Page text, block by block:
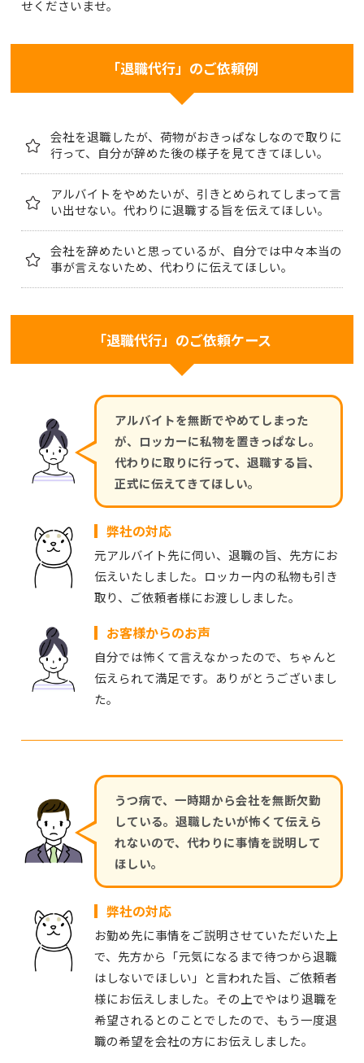
せくださいませ。
「退職代行」のご依頼例
会社を退職したが、荷物がおきっぱなしなので取りに
行って、自分が辞めた後の様子を見てきてほしい。
アルバイトをやめたいが、引きとめられてしまって言
い出せない。代わりに退職する旨を伝えてほしい。
会社を辞めたいと思っているが、自分では中々本当の
事が言えないため、代わりに伝えてほしい。
「退職代行」のご依頼ケース
アルバイトを無断でやめてしまった
が、ロッカーに私物を置きっぱなし。
代わりに取りに行って、退職する旨、
正式に伝えてきてほしい。
弊社の対応
元アルバイト先に伺い、退職の旨、先方にお
伝えいたしました。ロッカー内の私物も引き
取り、ご依頼者様にお渡ししました。
お客様からのお声
自分では怖くて言えなかったので、ちゃんと
伝えられて満足です。ありがとうございまし
た。
うつ病で、一時期から会社を無断欠勤
している。退職したいが怖くて伝えら
れないので、代わりに事情を説明して
ほしい。
弊社の対応
お勤め先に事情をご説明させていただいた上
で、先方から「元気になるまで待つから退職
はしないでほしい」と言われた旨、ご依頼者
様にお伝えしました。その上でやはり退職を
希望されるとのことでしたので、もう一度退
職の希望を会社の方にお伝えしました。